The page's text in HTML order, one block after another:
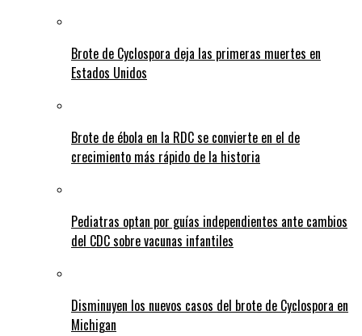
Brote de Cyclospora deja las primeras muertes en
Estados Unidos
Brote de ébola en la RDC se convierte en el de
crecimiento más rápido de la historia
Pediatras optan por guías independientes ante cambios
del CDC sobre vacunas infantiles
Disminuyen los nuevos casos del brote de Cyclospora en
Michigan